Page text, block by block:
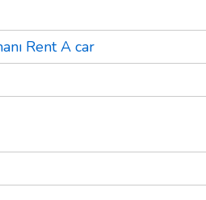
Rent A car